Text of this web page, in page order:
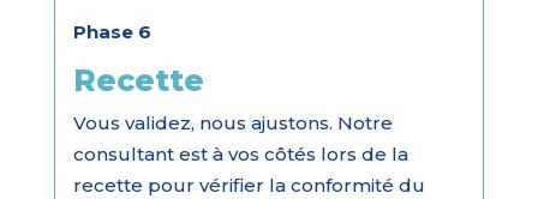
Phase 6
Recette
Vous validez, nous ajustons. Notre
consultant est à vos côtés lors de la
recette pour vérifier la conformité du